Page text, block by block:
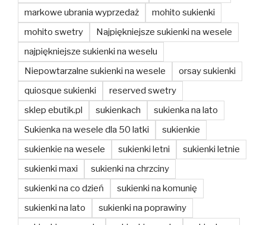
markowe ubrania wyprzedaż
mohito sukienki
mohito swetry
Najpiękniejsze sukienki na wesele
najpiękniejsze sukienki na weselu
Niepowtarzalne sukienki na wesele
orsay sukienki
quiosque sukienki
reserved swetry
sklep ebutik.pl
sukienkach
sukienka na lato
Sukienka na wesele dla 50 latki
sukienkie
sukienkie na wesele
sukienki letni
sukienki letnie
sukienki maxi
sukienki na chrzciny
sukienki na co dzień
sukienki na komunię
sukienki na lato
sukienki na poprawiny